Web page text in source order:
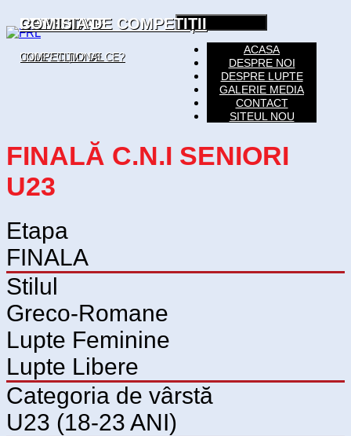
Toggle navigation
ACASA
DESPRE NOI
DESPRE LUPTE
GALERIE MEDIA
CONTACT
SITEUL NOU
FINALĂ C.N.I SENIORI
U23
Etapa
FINALA
Stilul
Greco-Romane
Lupte Feminine
Lupte Libere
Categoria de vârstă
U23 (18-23 ANI)
LUPTE
UNDE? CUM? DE CE?
CALENDAR
COMPETIȚIONAL
REZULTATE
COMISIA DE COMPETIȚII